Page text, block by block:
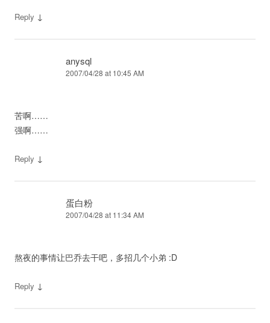
Reply ↓
anysql
2007/04/28 at 10:45 AM
苦啊……
强啊……
Reply ↓
蛋白粉
2007/04/28 at 11:34 AM
熬夜的事情让巴乔去干吧，多招几个小弟 :D
Reply ↓